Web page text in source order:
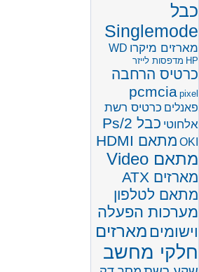
כבל
Singlemode
מארזים מיקרו WD
HP מדפסות לייזר
כרטיס הרחבה
pcmcia pixel
פאנלים כרטיס רשת
אלחוטי כבל Ps/2
OKI מתאם HDMI
מתאם Video
מארזים ATX
מתאם לטלפון
מערכות הפעלה
וישומים מארזים
חלקי מחשב